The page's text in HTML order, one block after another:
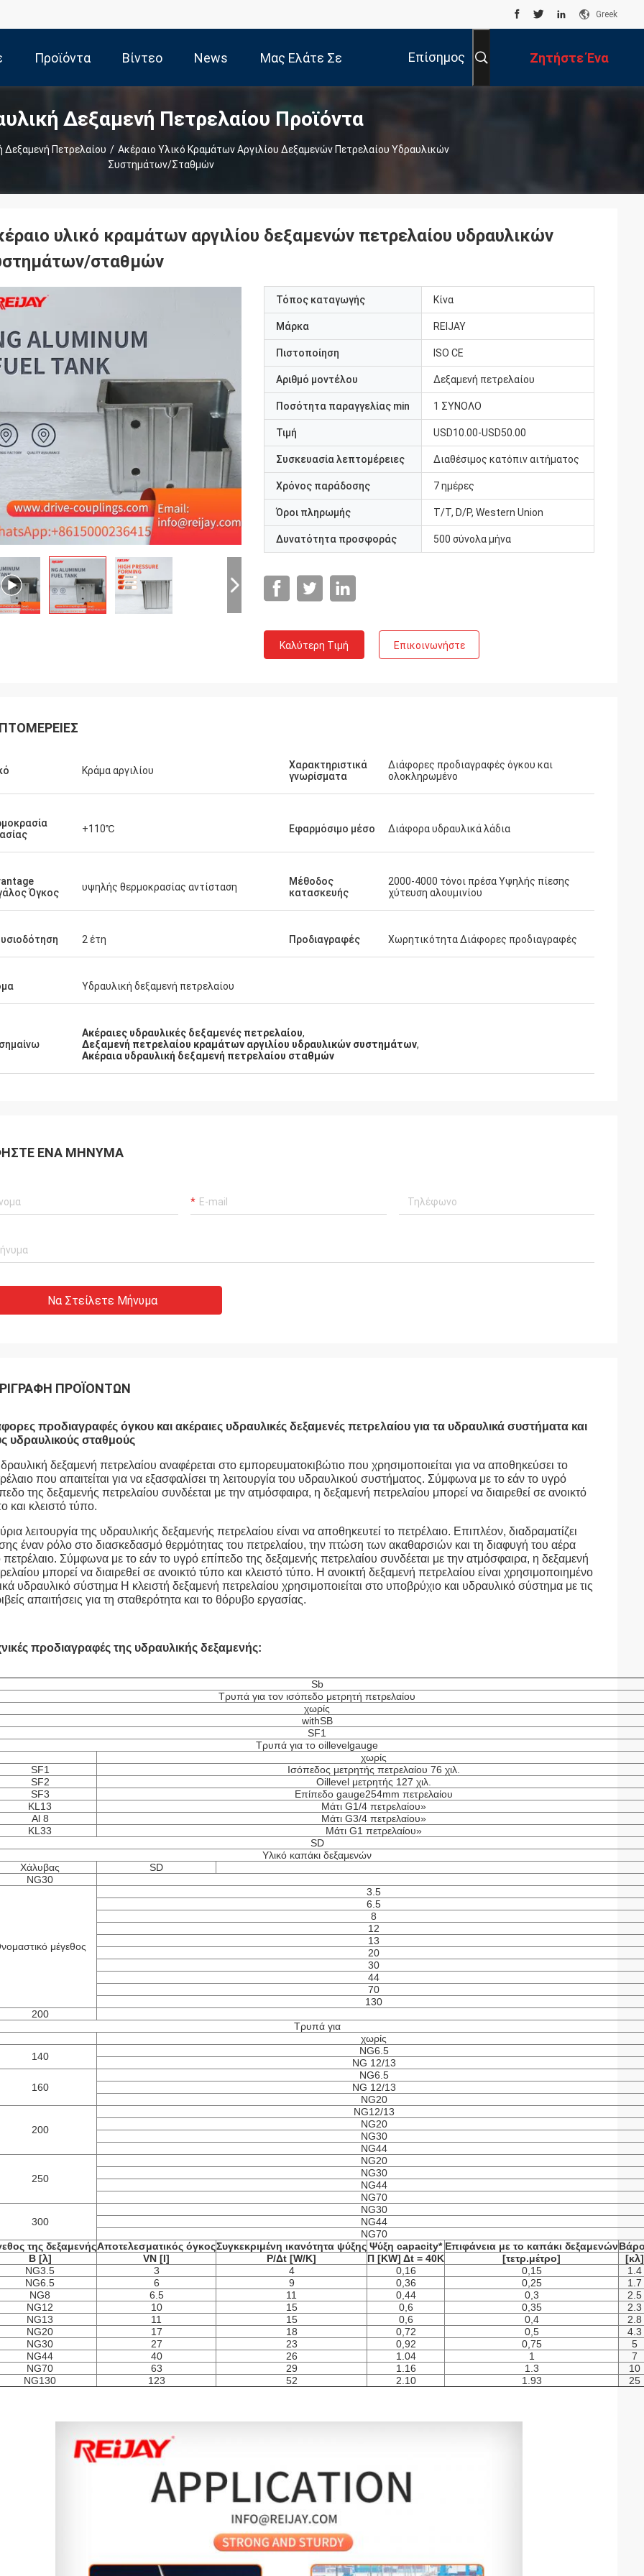
Greek
Προϊόντα Βίντεο News Μας Ελάτε Σε
Επαφή Με
Επίσημος Ζητήστε Ένα
Απόσπασμα
Δεξαμενή Πετρελαίου Προϊόντα
Δεξαμενή Πετρελαίου / Ακέραιο Υλικό Κραμάτων Αργιλίου Δεξαμενών Πετρελαίου Υδραυλικών
Συστημάτων/σταθμών
παρέχουμε την καλύτερη
μαζί μας ανά πάσα
Το επερχόμενο νέο εργοστάσιο ξεκίνησε
υλικό κραμάτων αργιλίου δεξαμενών πετρελαίου υδραυλικών
σταθμών
Τόπος καταγωγής Κίνα
Μάρκα REIJAY
Πιστοποίηση ISO CE
Αριθμό μοντέλου Δεξαμενή πετρελαίου
Ποσότητα παραγγελίας min 1 ΣΥΝΟΛΟ
Τιμή USD10.00-USD50.00
Συσκευασία λεπτομέρειες Διαθέσιμος κατόπιν αιτήματος
Χρόνος παράδοσης 7 ημέρες
Όροι πληρωμής T/T, D/P, Western Union
Δυνατότητα προσφοράς 500 σύνολα μήνα
Καλύτερη Τιμή Επικοινωνήστε
Κράμα αργιλίου
Χαρακτηριστικά
γνωρίσματα
Διάφορες προδιαγραφές όγκου και
ολοκληρωμένο
+110℃ Εφαρμόσιμο μέσο Διάφορα υδραυλικά λάδια
Όγκος
υψηλής θερμοκρασίας αντίσταση
Μέθοδος
κατασκευής
2000-4000 τόνοι πρέσα Υψηλής πίεσης
χύτευση αλουμινίου
2 έτη Προδιαγραφές Χωρητικότητα Διάφορες προδιαγραφές
Υδραυλική δεξαμενή πετρελαίου
Ακέραιες υδραυλικές δεξαμενές πετρελαίου,
Δεξαμενή πετρελαίου κραμάτων αργιλίου υδραυλικών συστημάτων,
Ακέραια υδραυλική δεξαμενή πετρελαίου σταθμών
ΈΝΑ ΜΉΝΥΜΑ
Να Στείλετε Μήνυμα
ΠΡΟΪΌΝΤΩΝ
προδιαγραφές όγκου και ακέραιες υδραυλικές δεξαμενές πετρελαίου για τα υδραυλικά συστήματα και
υδραυλικούς σταθμούς
δεξαμενή πετρελαίου αναφέρεται στο εμπορευματοκιβώτιο που χρησιμοποιείται για να αποθηκεύσει το
που απαιτείται για να εξασφαλίσει τη λειτουργία του υδραυλικού συστήματος. Σύμφωνα με το εάν το υγρό
της δεξαμενής πετρελαίου συνδέεται με την ατμόσφαιρα, η δεξαμενή πετρελαίου μπορεί να διαιρεθεί σε ανοικτό
και κλειστό τύπο.
λειτουργία της υδραυλικής δεξαμενής πετρελαίου είναι να αποθηκευτεί το πετρέλαιο. Επιπλέον, διαδραματίζει
έναν ρόλο στο διασκεδασμό θερμότητας του πετρελαίου, την πτώση των ακαθαρσιών και τη διαφυγή του αέρα
πετρέλαιο. Σύμφωνα με το εάν το υγρό επίπεδο της δεξαμενής πετρελαίου συνδέεται με την ατμόσφαιρα, η δεξαμενή
μπορεί να διαιρεθεί σε ανοικτό τύπο και κλειστό τύπο. Η ανοικτή δεξαμενή πετρελαίου είναι χρησιμοποιημένο
υδραυλικό σύστημα Η κλειστή δεξαμενή πετρελαίου χρησιμοποιείται στο υποβρύχιο και υδραυλικό σύστημα με τις
απαιτήσεις για τη σταθερότητα και το θόρυβο εργασίας.
προδιαγραφές της υδραυλικής δεξαμενής:
Sb
Τρυπά για τον ισόπεδο μετρητή πετρελαίου
χωρίς
withSB
SF1
Τρυπά για το oillevelgauge
χωρίς
SF1
Ισόπεδος μετρητής πετρελαίου 76 χιλ.
SF2
Oillevel μετρητής 127 χιλ.
SF3
Επίπεδο gauge254mm πετρελαίου
KL13
Μάτι G1/4 πετρελαίου»
Al 8
Μάτι G3/4 πετρελαίου»
KL33
Μάτι G1 πετρελαίου»
SD
Υλικό καπάκι δεξαμενών
Χάλυβας
SD
NG30
μέγεθος
3.5
6.5
8
12
13
20
30
44
70
130
200
Τρυπά για
χωρίς
140
NG6.5
NG 12/13
160
NG6.5
NG 12/13
NG20
200
NG12/13
NG20
NG30
NG44
250
NG20
NG30
NG44
NG70
300
NG30
NG44
NG70
της δεξαμενήςΑποτελεσματικός όγκοςΣυγκεκριμένη ικανότητα ψύξης Ψύξη capacity* Επιφάνεια με το καπάκι δεξαμενών
Β [λ]
VN [Ι] P/Δt [W/K] Π [KW] Δt = 40K [τετρ.μέτρο]
[κλ]
NG3.5
3 4 0,16 0,15
1.4
NG6.5
6 9 0,36 0,25
1.7
NG8
6.5 11 0,44 0,3
2.5
NG12
10 15 0,6 0,35
2.3
NG13
11 15 0,6 0,4
2.8
NG20
17 18 0,72 0,5
4.3
NG30
27 23 0,92 0,75
5
NG44
40 26 1.04 1
7
NG70
63 29 1.16 1.3
10
NG130
123 52 2.10 1.93 25